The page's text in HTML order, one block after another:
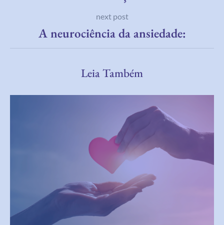
next post
A neurociência da ansiedade:
Leia Também